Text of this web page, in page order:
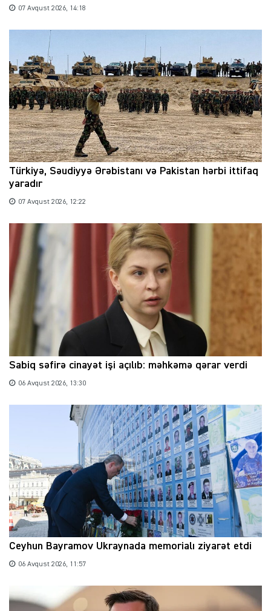
07 Avqust 2026, 14:18
Türkiyə, Səudiyyə Ərəbistanı və Pakistan hərbi ittifaq
yaradır
07 Avqust 2026, 12:22
Sabiq səfirə cinayət işi açılıb: məhkəmə qərar verdi
06 Avqust 2026, 13:30
Ceyhun Bayramov Ukraynada memorialı ziyarət etdi
06 Avqust 2026, 11:57